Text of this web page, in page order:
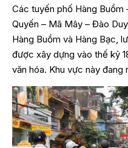
Các tuyến phố Hàng Buồm
Quyến – Mã Mây – Đào
Hàng Buồm và Hàng Bạc,
được xây dựng vào thế kỷ
văn hóa. Khu vực này đang